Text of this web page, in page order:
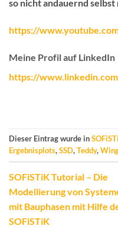
so nicht andauernd selbst
https://
Meine Profil auf LinkedIn
https://
Dieser Eintrag wurde in
Ergebnisplots,SSD,Teddy,
SOFiSTiK Tutorial – Die
Modellierung von
mit Bauphasen mit Hilfe
SOFiSTiK